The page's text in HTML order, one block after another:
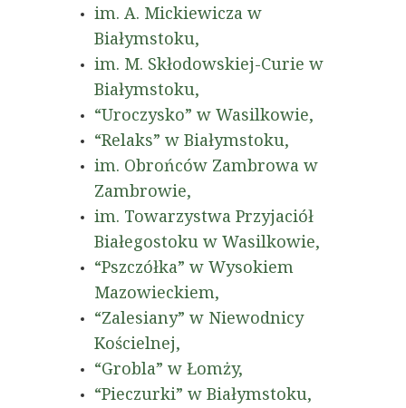
im. A. Mickiewicza w
Białymstoku,
im. M. Skłodowskiej-Curie w
Białymstoku,
“Uroczysko” w Wasilkowie,
“Relaks” w Białymstoku,
im. Obrońców Zambrowa w
Zambrowie,
im. Towarzystwa Przyjaciół
Białegostoku w Wasilkowie,
“Pszczółka” w Wysokiem
Mazowieckiem,
“Zalesiany” w Niewodnicy
Kościelnej,
“Grobla” w Łomży,
“Pieczurki” w Białymstoku,